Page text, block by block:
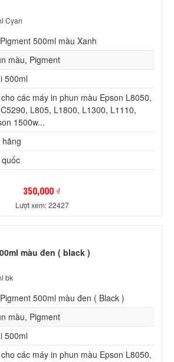
Cyan
500ml màu Xanh
màu, Pigment
500ml
các máy in phun màu Epson L8050,
L805, L1800, L1300, L1110,
1500w...
350,000 ₫
Lượt xem: 22427
màu đen ( black )
bk
500ml màu đen ( Black )
màu, Pigment
500ml
các máy in phun màu Epson L8050,